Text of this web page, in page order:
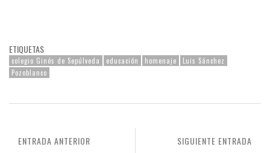
ETIQUETAS
colegio Ginés de Sepúlveda educación homenaje
Luis Sánchez
Pozoblanco
SIGUIENTE ENTRADA
ENTRADA ANTERIOR